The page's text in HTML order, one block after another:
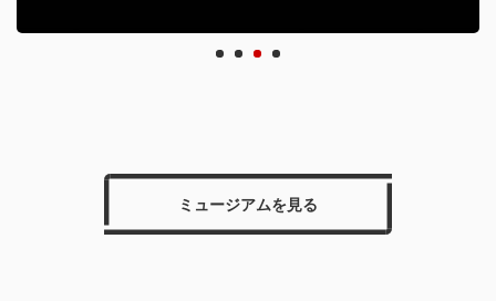
ミュージアムを見る